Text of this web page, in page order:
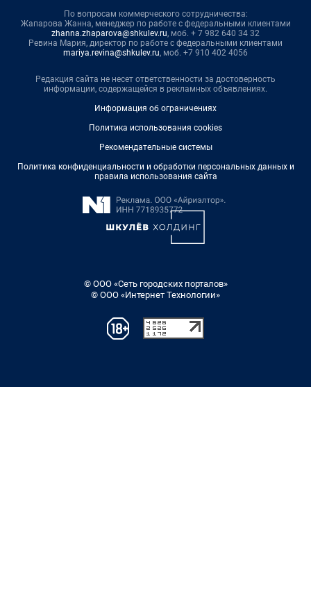
По вопросам коммерческого сотрудничества:
Жапарова Жанна, менеджер по работе с федеральными клиентами
zhanna.zhaparova@shkulev.ru, моб. + 7 982 640 34 32
Ревина Мария, директор по работе с федеральными клиентами
mariya.revina@shkulev.ru, моб. +7 910 402 4056
Редакция сайта не несет ответственности за достоверность
информации, содержащейся в рекламных объявлениях.
Информация об ограничениях
Политика использования cookies
Рекомендательные системы
Политика конфиденциальности и обработки персональных данных и
правила использования сайта
© ООО «Сеть городских порталов»
© ООО «Интернет Технологии»